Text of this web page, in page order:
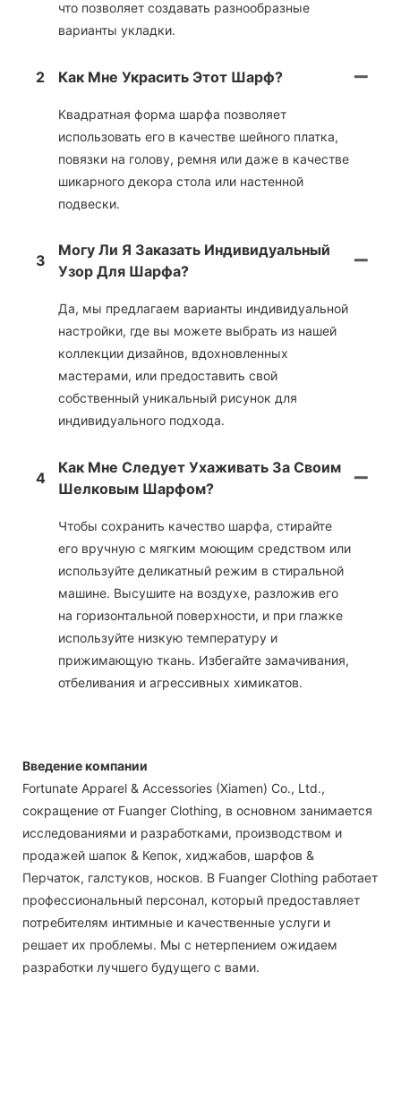
что позволяет создавать разнообразные
варианты укладки.
2 Как Мне Украсить Этот Шарф?
Квадратная форма шарфа позволяет
использовать его в качестве шейного платка,
повязки на голову, ремня или даже в качестве
шикарного декора стола или настенной
подвески.
3
Могу Ли Я Заказать Индивидуальный
Узор Для Шарфа?
Да, мы предлагаем варианты индивидуальной
настройки, где вы можете выбрать из нашей
коллекции дизайнов, вдохновленных
мастерами, или предоставить свой
собственный уникальный рисунок для
индивидуального подхода.
4
Как Мне Следует Ухаживать За Своим
Шелковым Шарфом?
Чтобы сохранить качество шарфа, стирайте
его вручную с мягким моющим средством или
используйте деликатный режим в стиральной
машине. Высушите на воздухе, разложив его
на горизонтальной поверхности, и при глажке
используйте низкую температуру и
прижимающую ткань. Избегайте замачивания,
отбеливания и агрессивных химикатов.
Введение компании
Fortunate Apparel & Accessories (Xiamen) Co., Ltd.,
сокращение от Fuanger Clothing, в основном занимается
исследованиями и разработками, производством и
продажей шапок & Кепок, хиджабов, шарфов &
Перчаток, галстуков, носков. В Fuanger Clothing работает
профессиональный персонал, который предоставляет
потребителям интимные и качественные услуги и
решает их проблемы. Мы с нетерпением ожидаем
разработки лучшего будущего с вами.